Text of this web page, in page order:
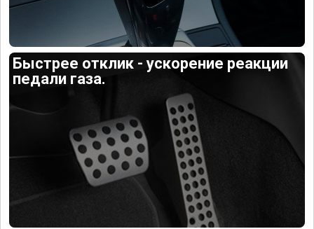
Быстрее отклик - ускорение реакции
педали газа.